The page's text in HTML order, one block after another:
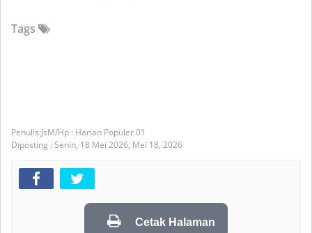
Tags
JsM/Hp : Harian Populer 01
Diposting : Senin, 18 Mei 2026, Mei 18, 2026
Cetak Halaman